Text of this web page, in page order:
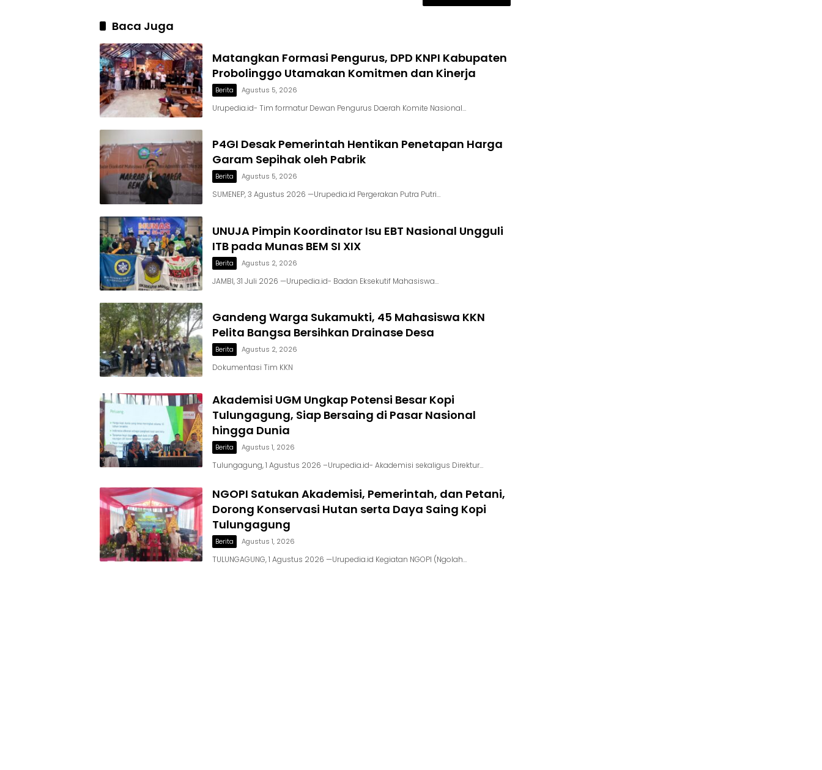
Baca Juga
Matangkan Formasi Pengurus, DPD KNPI Kabupaten
Probolinggo Utamakan Komitmen dan Kinerja
Berita Agustus 5, 2026
Urupedia.id- Tim formatur Dewan Pengurus Daerah Komite Nasional…
P4GI Desak Pemerintah Hentikan Penetapan Harga
Garam Sepihak oleh Pabrik
Berita Agustus 5, 2026
SUMENEP, 3 Agustus 2026 —Urupedia.id Pergerakan Putra Putri…
UNUJA Pimpin Koordinator Isu EBT Nasional Ungguli
ITB pada Munas BEM SI XIX
Berita Agustus 2, 2026
JAMBI, 31 Juli 2026 —Urupedia.id- Badan Eksekutif Mahasiswa…
Gandeng Warga Sukamukti, 45 Mahasiswa KKN
Pelita Bangsa Bersihkan Drainase Desa
Berita Agustus 2, 2026
Dokumentasi Tim KKN
Akademisi UGM Ungkap Potensi Besar Kopi
Tulungagung, Siap Bersaing di Pasar Nasional
hingga Dunia
Berita Agustus 1, 2026
Tulungagung, 1 Agustus 2026 –Urupedia.id- Akademisi sekaligus Direktur…
NGOPI Satukan Akademisi, Pemerintah, dan Petani,
Dorong Konservasi Hutan serta Daya Saing Kopi
Tulungagung
Berita Agustus 1, 2026
TULUNGAGUNG, 1 Agustus 2026 —Urupedia.id Kegiatan NGOPI (Ngolah…